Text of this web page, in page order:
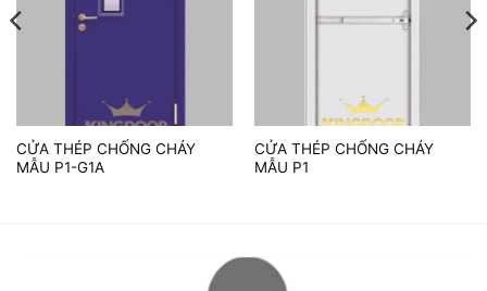
CỬA THÉP CHỐNG CHÁY
MẪU P1-G1A
CỬA THÉP CHỐNG CHÁY
MẪU P1